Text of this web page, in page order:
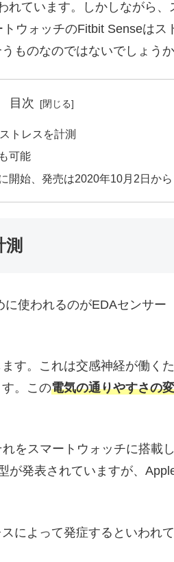
れています。しかしながら、
ウォッチのFitbit Senseはス
ものなのではないでしょう
目次
トレスを計測
可能
開始、発売は2020年10月2日から
使われるのがEDAセンサー
す。これは交感神経が働く
。この電気の通りやすさの
をスマートウォッチに搭載
が発表されていますが、
によって発症するといわれ